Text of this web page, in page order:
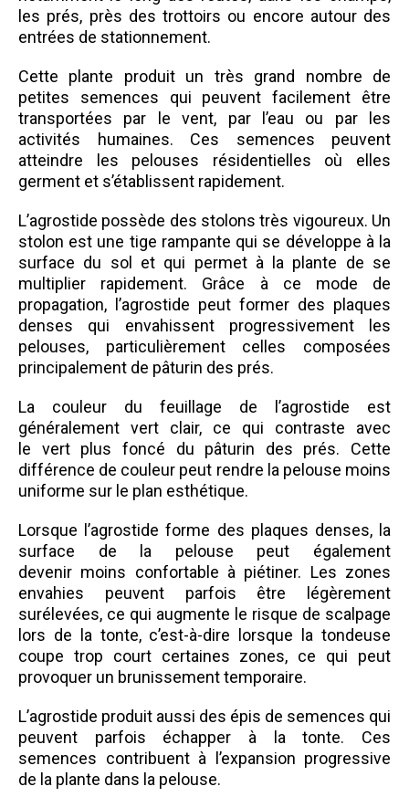
les prés, près des trottoirs ou encore autour des
entrées de stationnement.
Cette plante produit un très grand nombre de
petites semences qui peuvent facilement être
transportées par le vent, par l’eau ou par les
activités humaines. Ces semences peuvent
atteindre les pelouses résidentielles où elles
germent et s’établissent rapidement.
L’agrostide possède des stolons très vigoureux. Un
stolon est une tige rampante qui se développe à la
surface du sol et qui permet à la plante de se
multiplier rapidement. Grâce à ce mode de
propagation, l’agrostide peut former des plaques
denses qui envahissent progressivement les
pelouses, particulièrement celles composées
principalement de pâturin des prés.
La couleur du feuillage de l’agrostide est
généralement vert clair, ce qui contraste avec
le vert plus foncé du pâturin des prés. Cette
différence de couleur peut rendre la pelouse moins
uniforme sur le plan esthétique.
Lorsque l’agrostide forme des plaques denses, la
surface de la pelouse peut également
devenir moins confortable à piétiner. Les zones
envahies peuvent parfois être légèrement
surélevées, ce qui augmente le risque de scalpage
lors de la tonte, c’est-à-dire lorsque la tondeuse
coupe trop court certaines zones, ce qui peut
provoquer un brunissement temporaire.
L’agrostide produit aussi des épis de semences qui
peuvent parfois échapper à la tonte. Ces
semences contribuent à l’expansion progressive
de la plante dans la pelouse.